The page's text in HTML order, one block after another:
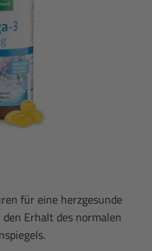
für eine herzgesunde
Erhalt des normalen